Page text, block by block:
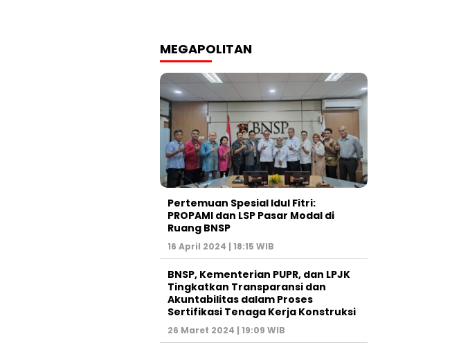
MEGAPOLITAN
Pertemuan Spesial Idul Fitri:
PROPAMI dan LSP Pasar Modal di
Ruang BNSP
16 April 2024 | 18:15 WIB
BNSP, Kementerian PUPR, dan LPJK
Tingkatkan Transparansi dan
Akuntabilitas dalam Proses
Sertifikasi Tenaga Kerja Konstruksi
26 Maret 2024 | 19:09 WIB